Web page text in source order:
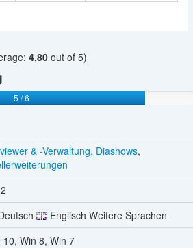
4,80out of 5)
5 / 6
& -Verwaltung, Diashows,
Englisch Weitere Sprachen
10, Win 8, Win 7